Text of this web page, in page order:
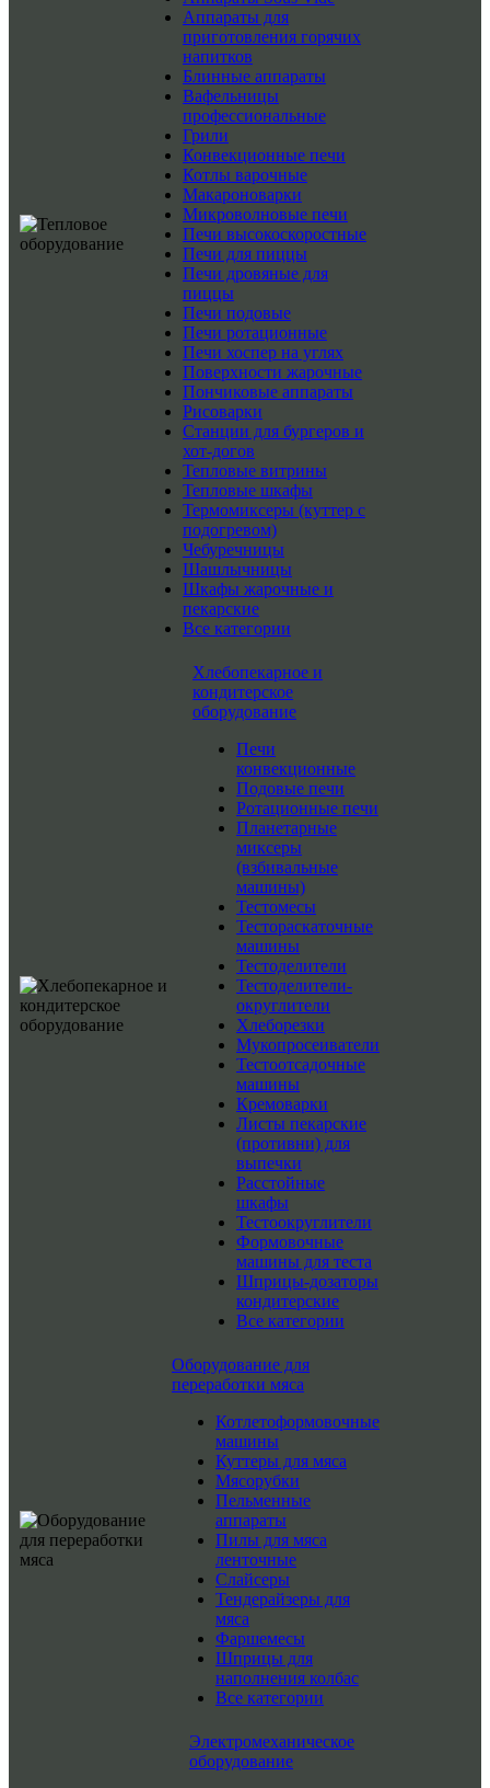
Аппараты для
приготовления горячих
напитков
Блинные аппараты
Вафельницы
профессиональные
Грили
Конвекционные печи
Котлы варочные
Макароноварки
Микроволновые печи
Печи высокоскоростные
Печи для пиццы
Печи дровяные для
пиццы
Печи подовые
Печи ротационные
Печи хоспер на углях
Поверхности жарочные
Пончиковые аппараты
Рисоварки
Станции для бургеров и
хот-догов
Тепловые витрины
Тепловые шкафы
Термомиксеры (куттер с
подогревом)
Чебуречницы
Шашлычницы
Шкафы жарочные и
пекарские
Все категории
Хлебопекарное и
кондитерское
оборудование
Печи
конвекционные
Подовые печи
Ротационные печи
Планетарные
миксеры
(взбивальные
машины)
Тестомесы
Тестораскаточные
машины
Тестоделители
Тестоделители-
округлители
Хлеборезки
Мукопросеиватели
Тестоотсадочные
машины
Кремоварки
Листы пекарские
(противни) для
выпечки
Расстойные
шкафы
Тестоокруглители
Формовочные
машины для теста
Шприцы-дозаторы
кондитерские
Все категории
Оборудование для
переработки мяса
Котлетоформовочные
машины
Куттеры для мяса
Мясорубки
Пельменные
аппараты
Пилы для мяса
ленточные
Слайсеры
Тендерайзеры для
мяса
Фаршемесы
Шприцы для
наполнения колбас
Все категории
Электромеханическое
оборудование